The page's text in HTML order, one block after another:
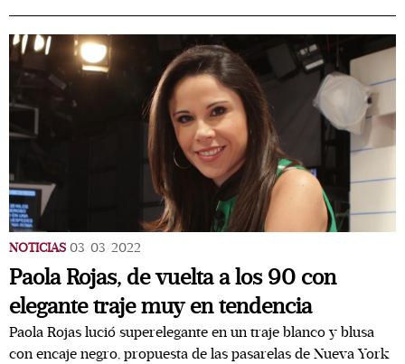
NOTICIAS 03/03/2022
Paola Rojas, de vuelta a los 90 con
elegante traje muy en tendencia
Paola Rojas lució superelegante en un traje blanco y blusa
con encaje negro, propuesta de las pasarelas de Nueva York